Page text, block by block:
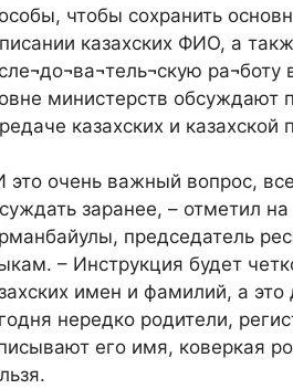
чтобы сохранить
казахских ФИО, а
министерств обсуждают
казахских и
это очень важный вопрос,
заранее, – отметил
председатель
– Инструкция будет
имен и фамилий, а
нередко родители,
его имя, коверкая